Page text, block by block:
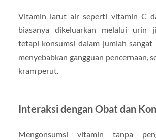
Vitamin larut air seperti vitamin C
biasanya dikeluarkan melalui urin
tetapi konsumsi dalam jumlah sangat
menyebabkan gangguan pencernaan,
kram perut.
Interaksi dengan Obat dan
Mengonsumsi vitamin tanpa